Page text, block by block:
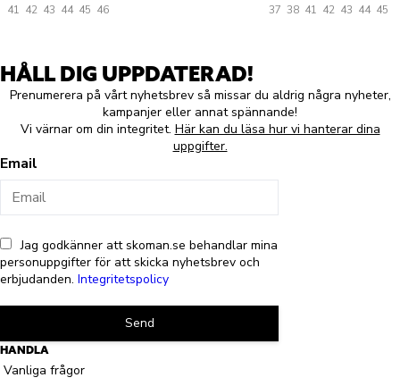
41 42 43 44 45 46 37 38 41 42 43 44 45
HÅLL DIG UPPDATERAD!
Prenumerera på vårt nyhetsbrev så missar du aldrig några nyheter,
kampanjer eller annat spännande!
Vi värnar om din integritet. Här kan du läsa hur vi hanterar dina
uppgifter.
Email
Jag godkänner att skoman.se behandlar mina
personuppgifter för att skicka nyhetsbrev och
erbjudanden. Integritetspolicy
Send
HANDLA
Vanliga frågor